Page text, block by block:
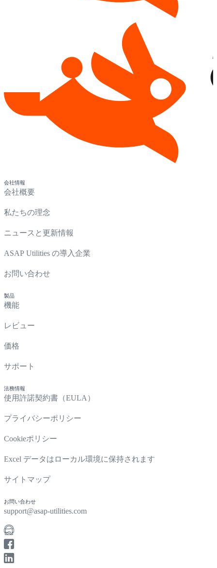
会社情報
会社概要
私たちの理念
ニュースと更新情報
ASAP Utilities の導入企業
お問い合わせ
製品
機能
レビュー
価格
サポート
法務情報
使用許諾契約書（EULA）
プライバシーポリシー
Cookieポリシー
Excel データはローカル環境に保持されます
サイトマップ
お問い合わせ
support@asap-utilities.com